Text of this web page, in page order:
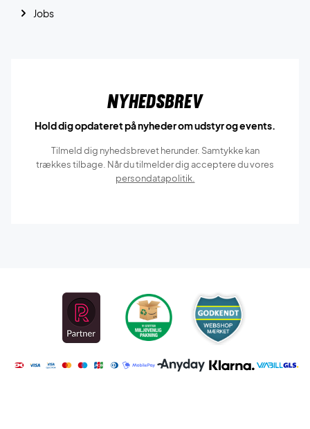
Jobs
Nyhedsbrev
Hold dig opdateret på nyheder om udstyr og events.
Tilmeld dig nyhedsbrevet herunder. Samtykke kan
trækkes tilbage. Når du tilmelder dig acceptere du vores
persondatapolitik.